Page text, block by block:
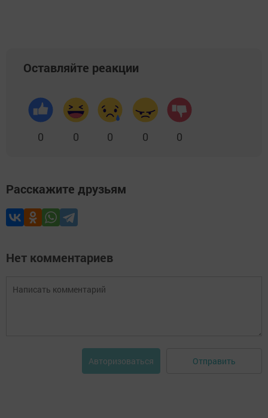
Оставляйте реакции
0 0 0 0 0
Расскажите друзьям
Нет комментариев
Авторизоваться Отправить